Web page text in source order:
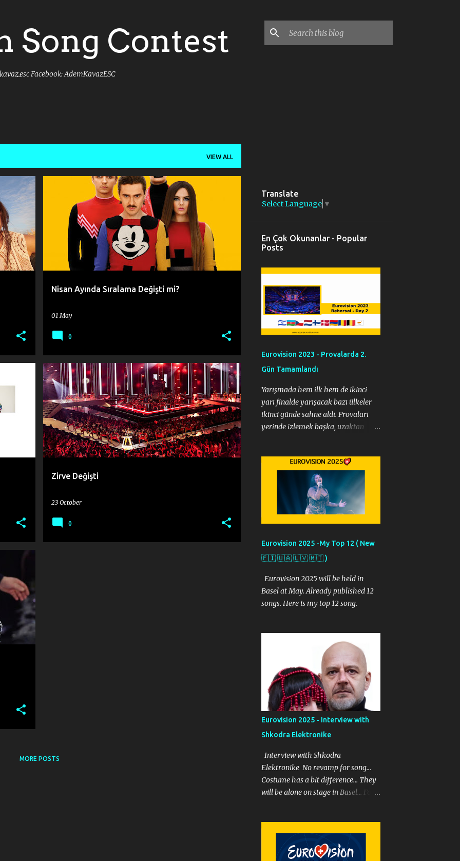
Song Contest
Facebook: AdemKavazESC
VIEW ALL
+10
Nisan Ayında Sıralama Değişti mi?
01 May
2020 2021 CONTEST
0
Zirve Değişti
23 October
2007 2009 2010 2018 2019 +2
0
MORE POSTS
Translate
Select Language ▼
En Çok Okunanlar - Popular
Posts
Eurovision 2023 - Provalarda 2.
Gün Tamamlandı
Yarışmada hem ilk hem de ikinci
yarı finalde yarışacak bazı ülkeler
ikinci günde sahne aldı. Provaları
yerinde izlemek başka, uzaktan
izleyen bir takipçi olarak
görüşlerimi sizler ile paylaşacağım.
Kaynak ise yarışmanın resmi sitesi...
Provalardan objektiflere
yansıyanlar ve benim izlenimlerim
şöyle: İşte 2. güne yansıyanlar... İsrail
Günün ilk provası İsrail'den geldi. Bir
kutu ve dönen kamera etekleri ile
başlayan performans insanı içine
çekiyor diyor provayı izleyenler.
Ayrıca bu şarkının salonda hep bir
ağızdan söyleneceği görüşünde...
performans boyunca dans ettiği ve
izleyiciyi kendine bağladığı yönünde
de yorumlar var. Ama tüm bunları
görmek için Salı gününü
beklememiz gerekiyor. Sanıyorum
ki Noa Kirel dediğini yaptı ve
yarışmayı kazanmaya geldi. PYRO
yani alevler bu performansa dahil
Eurovision 2025 -My Top 12 ( New
🇫🇮 🇺🇦 🇱🇻 🇲🇹 )
Eurovision 2025 will be held in
Basel at May. Already published 12
songs. Here is my top 12 song.
Eurovision 2025 - Interview with
Shkodra Elektronike
Interview with Shkodra
Elektronike No revamp for song...
Costume has a bit difference... They
will be alone on stage in Basel... For